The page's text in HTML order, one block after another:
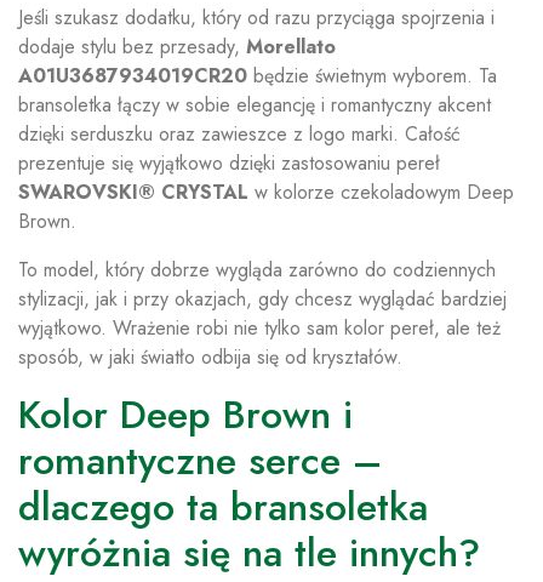
Jeśli szukasz dodatku, który od razu przyciąga spojrzenia i
dodaje stylu bez przesady, Morellato
A01U3687934019CR20 będzie świetnym wyborem. Ta
bransoletka łączy w sobie elegancję i romantyczny akcent
dzięki serduszku oraz zawieszce z logo marki. Całość
prezentuje się wyjątkowo dzięki zastosowaniu pereł
SWAROVSKI® CRYSTAL w kolorze czekoladowym Deep
Brown.
To model, który dobrze wygląda zarówno do codziennych
stylizacji, jak i przy okazjach, gdy chcesz wyglądać bardziej
wyjątkowo. Wrażenie robi nie tylko sam kolor pereł, ale też
sposób, w jaki światło odbija się od kryształów.
Kolor Deep Brown i
romantyczne serce –
dlaczego ta bransoletka
wyróżnia się na tle innych?